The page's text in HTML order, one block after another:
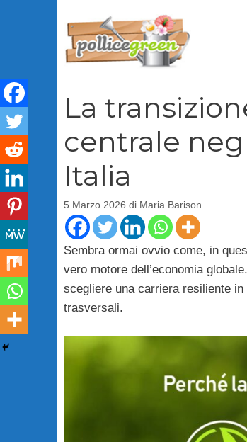
La
centrale
Italia
5 Marzo 2026 di Maria Barison
Sembra ormai ovvio come, in
vero motore dell’economia
scegliere una carriera resiliente
trasversali.